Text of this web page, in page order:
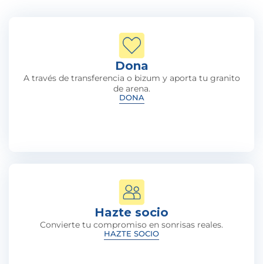
Dona
A través de transferencia o bizum y aporta tu granito
de arena.
DONA
Hazte socio
Convierte tu compromiso en sonrisas reales.
HAZTE SOCIO